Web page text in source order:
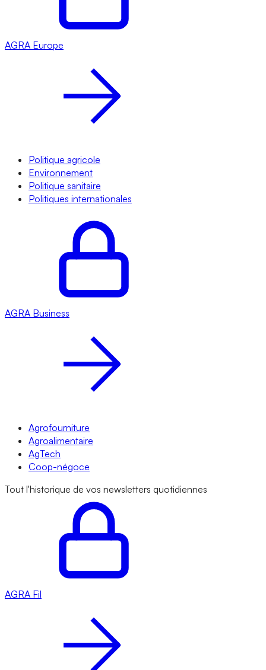
AGRA Europe
Politique agricole
Environnement
Politique sanitaire
Politiques internationales
AGRA Business
Agrofourniture
Agroalimentaire
AgTech
Coop-négoce
Tout l'historique de vos newsletters quotidiennes
AGRA Fil